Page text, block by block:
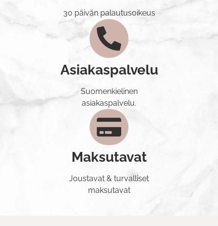
30 päivän palautusoikeus
Asiakaspalvelu
Suomenkielinen
asiakaspalvelu.
Maksutavat
Joustavat & turvalliset
maksutavat